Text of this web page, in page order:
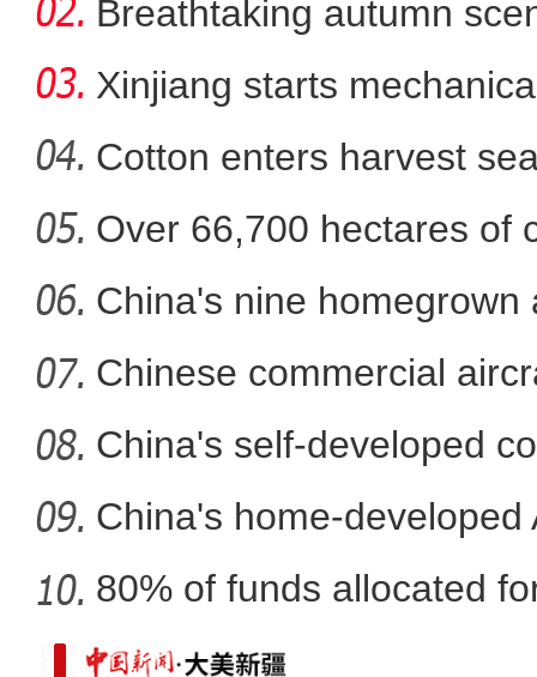
拜城县58.33万亩玉
Breathtaking autumn
in
Xinjiang starts
Cotton enters harvest
Over 66,700 hectares of
mech
China's nine homegrown
in
Chinese commercial
fli
China's self-developed
co
China's home-
80% of funds allocated